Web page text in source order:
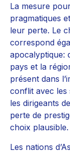
La mesure
pragmatiques
leur perte. Le
correspond
apocalyptique:
pays et la
présent dans
conflit avec les
les dirigeants
perte de
choix plausible.
Les nations